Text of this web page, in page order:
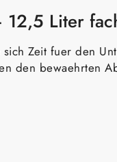
Liter
Zeit fuer den
den bewaehrten